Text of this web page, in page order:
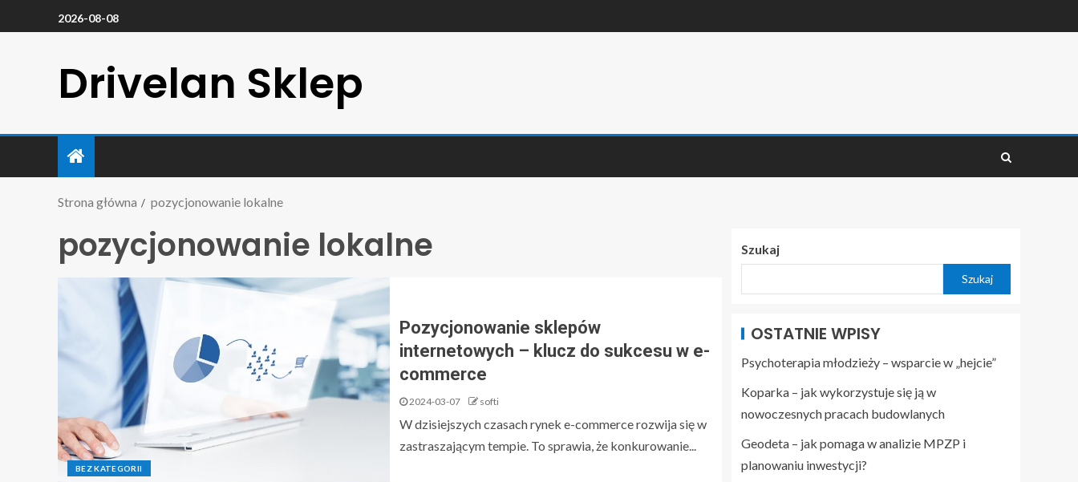
2026-08-08
Drivelan Sklep
Strona główna pozycjonowanie lokalne
pozycjonowanie lokalne
BEZ KATEGORII
Pozycjonowanie sklepów
internetowych – klucz do sukcesu w e-
commerce
2024-03-07 softi
W dzisiejszych czasach rynek e-commerce rozwija się w
zastraszającym tempie. To sprawia, że konkurowanie...
Szukaj
Szukaj
OSTATNIE WPISY
Psychoterapia młodzieży – wsparcie w „hejcie”
Koparka – jak wykorzystuje się ją w
nowoczesnych pracach budowlanych
Geodeta – jak pomaga w analizie MPZP i
planowaniu inwestycji?